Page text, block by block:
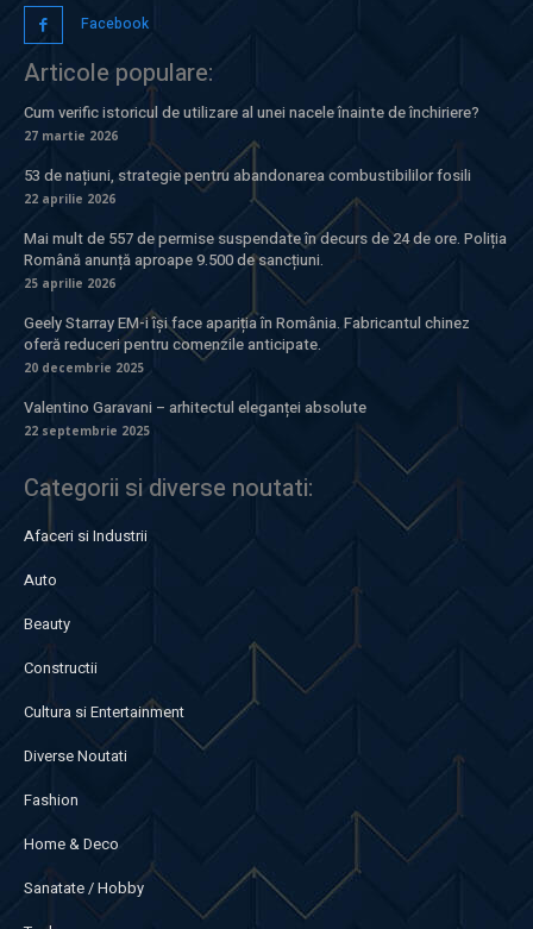
Facebook
Articole populare:
Cum verific istoricul de utilizare al unei nacele înainte de închiriere?
27 martie 2026
53 de națiuni, strategie pentru abandonarea combustibililor fosili
22 aprilie 2026
Mai mult de 557 de permise suspendate în decurs de 24 de ore. Poliția
Română anunță aproape 9.500 de sancțiuni.
25 aprilie 2026
Geely Starray EM-i își face apariția în România. Fabricantul chinez
oferă reduceri pentru comenzile anticipate.
20 decembrie 2025
Valentino Garavani – arhitectul eleganței absolute
22 septembrie 2025
Categorii si diverse noutati:
Afaceri si Industrii
Auto
Beauty
Constructii
Cultura si Entertainment
Diverse Noutati
Fashion
Home & Deco
Sanatate / Hobby